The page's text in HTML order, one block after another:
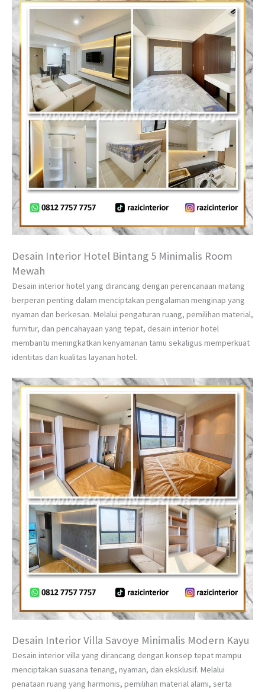
Desain Interior Hotel Bintang 5 Minimalis Room
Mewah
Desain interior hotel yang dirancang dengan perencanaan matang
berperan penting dalam menciptakan pengalaman menginap yang
nyaman dan berkesan. Melalui pengaturan ruang, pemilihan material,
furnitur, dan pencahayaan yang tepat, desain interior hotel
membantu meningkatkan kenyamanan tamu sekaligus memperkuat
identitas dan kualitas layanan hotel.
Desain Interior Villa Savoye Minimalis Modern Kayu
Desain interior villa yang dirancang dengan konsep tepat mampu
menciptakan suasana tenang, nyaman, dan eksklusif. Melalui
penataan ruang yang harmonis, pemilihan material alami, serta